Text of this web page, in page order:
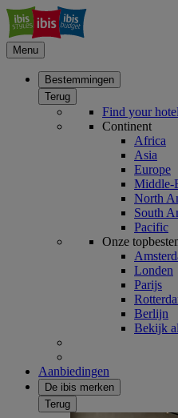
Menu
Bestemmingen
Terug
Find your hotel
Continent
Africa
Asia
Europe
Middle-
North
South
Pacific
Onze
Londen
Parijs
Berlijn
Bekijk
Aanbiedingen
De ibis merken
Terug